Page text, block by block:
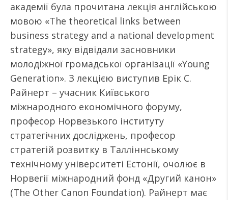
академії була прочитана лекція англійською
мовою «The theoretical links between
business strategy and a national development
strategy», яку відвідали засновники
молодіжної громадської організації «Young
Generation». З лекцією виступив Ерік С.
Райнерт – учасник Київського
міжнародного економічного форуму,
професор Норвезького інституту
стратегічних досліджень, професор
стратегій розвитку в Талліннському
технічному університеті Естонії, очолює в
Норвегії міжнародний фонд «Другий канон»
(The Other Canon Foundation). Райнерт має